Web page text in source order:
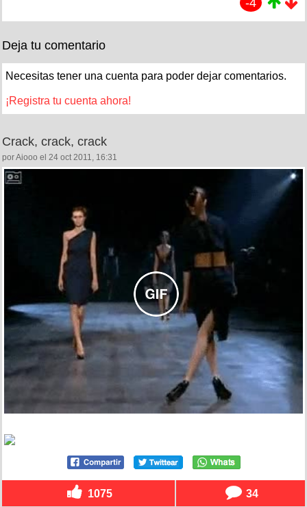
-4
Deja tu comentario
Necesitas tener una cuenta para poder dejar comentarios.
¡Registra tu cuenta ahora!
Crack, crack, crack
por Aiooo el 24 oct 2011, 16:31
1075 34